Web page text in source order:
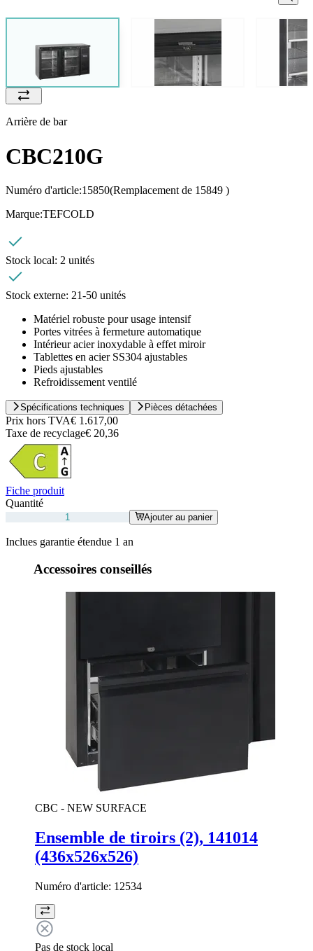
Arrière de bar
CBC210G
Numéro d'article:15850(Remplacement de 15849 )
Marque:TEFCOLD
Stock local: 2 unités
Stock externe: 21-50 unités
Matériel robuste pour usage intensif
Portes vitrées à fermeture automatique
Intérieur acier inoxydable à effet miroir
Tablettes en acier SS304 ajustables
Pieds ajustables
Refroidissement ventilé
Spécifications techniques Pièces détachées
Prix hors TVA€ 1.617,00
Taxe de recyclage€ 20,36
Fiche produit
Quantité
Ajouter au panier
Inclues garantie étendue 1 an
Accessoires conseillés
CBC - NEW SURFACE
Ensemble de tiroirs (2), 141014
(436x526x526)
Numéro d'article: 12534
Pas de stock local